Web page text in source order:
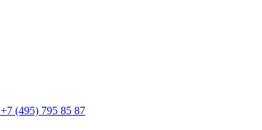
+7 (495) 795 85 87